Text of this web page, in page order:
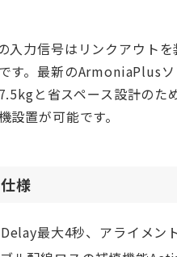
入力信号はリンクアウト
す。最新のArmoniaPlus
と省スペース設計のた
設置が可能です。
様
最大4秒、アライメン